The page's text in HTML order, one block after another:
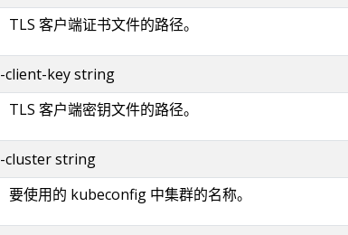
TLS 客户端证书文件的路径。
client-key string
TLS 客户端密钥文件的路径。
cluster string
要使用的 kubeconfig 中集群的名称。